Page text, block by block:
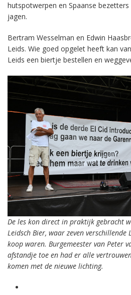
hutspotwerpen en Spaanse
jagen.
Bertram Wesselman en Edwin
Leids. Wie goed opgelet heeft kan
Leids een biertje bestellen en
De les kon direct in praktijk gebracht
Leidsch Bier, waar zeven
koop waren. Burgemeester van Peter
afstandje toe en had er alle
komen met de nieuwe lichting.